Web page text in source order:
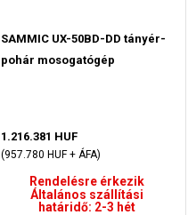
SAMMIC UX-50BD-DD tányér-
pohár mosogatógép
1.216.381 HUF
(957.780 HUF + ÁFA)
Rendelésre érkezik
Általános szállítási
határidő: 2-3 hét